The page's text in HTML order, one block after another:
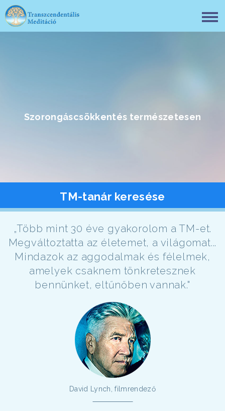
Szorongáscsökkentés természetesen
TM-tanár keresése
„Több mint 30 éve gyakorolom a TM-et.
Megváltoztatta az életemet, a világomat...
Mindazok az aggodalmak és félelmek,
amelyek csaknem tönkretesznek
bennünket, eltűnőben vannak."
David Lynch, filmrendező